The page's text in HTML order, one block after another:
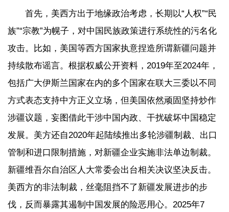
首先，美西方出于地缘政治考虑，长期以“人权”“民
族”“宗教”为幌子，对中国民族政策进行系统性的污名化
攻击。比如，美国等西方国家执意捏造所谓新疆问题并
持续散布谣言。根据权威公开资料，2019年至2024年，
包括广大伊斯兰国家在内的多个国家在联大三委以不同
方式表态支持中方正义立场，但美国依然顽固坚持炒作
涉疆议题，妄图借此干涉中国内政、干扰破坏中国稳定
发展。美方还自2020年起陆续推出多轮涉疆制裁、出口
管制和进口限制措施，对新疆企业实施非法单边制裁。
新疆维吾尔自治区人大常委会出台相关决议坚决反击。
美西方的非法制裁，丝毫阻挡不了新疆发展进步的步
伐，反而暴露其遏制中国发展的险恶用心。2025年7